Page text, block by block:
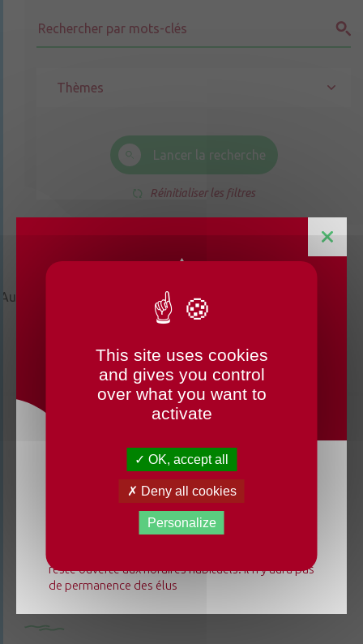
Lancer la recherche
Réinitialiser les filtres
Aucune actualité trouvée
CHANGEMENTS HORAIRES
OUVERTURE MAIRIE
Du lundi 3 août au dimanche 23 août 2026, la
mairie déléguée de Chenillé-Changé adapte ses
horaires ⚠ Elle sera fermée les jeudis, ouverte les
lundis 3, 10 et 17 août de 9h à 12h. L'accueil de la
reste ouverte aux horaires habituels. Il n'y aura pas
de permanence des élus
This site uses cookies
and gives you control
over what you want to
activate
OK, accept all
Deny all cookies
Personalize